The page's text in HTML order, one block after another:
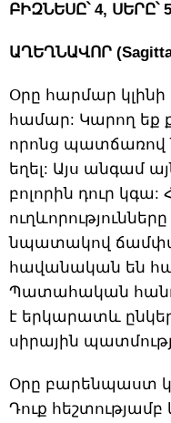
ԲԻԶՆԵՍԸ՝ 4, ՍԵՐԸ՝
ԱՂԵՂՆԱՎՈՐ
Օրը հարմար կլինի
համար: Կարող եք
որոնց պատճառով
եղել: Այս անգամ
բոլորին դուր
նպատակով ճամփա
հավանական են
Պատահական
է երկարատև
սիրային
Օրը բարենպաստ
Դուք